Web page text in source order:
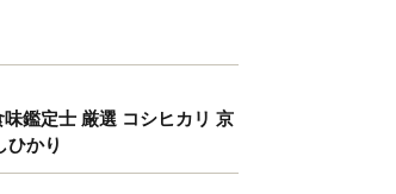
鑑定士 厳選 コシヒカリ 京
ひかり